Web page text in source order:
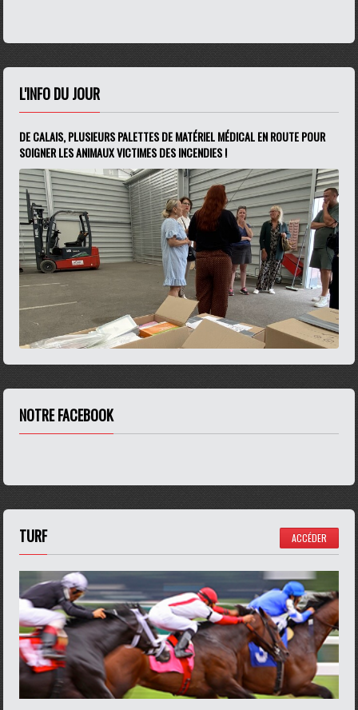
L'INFO DU JOUR
DE CALAIS, PLUSIEURS PALETTES DE MATÉRIEL MÉDICAL EN ROUTE POUR
SOIGNER LES ANIMAUX VICTIMES DES INCENDIES !
NOTRE FACEBOOK
TURF ACCÉDER